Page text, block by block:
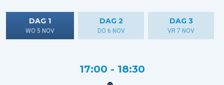
DAG 1
WO 5 NOV
DAG 2
DO 6 NOV
DAG 3
VR 7 NOV
17:00 - 18:30